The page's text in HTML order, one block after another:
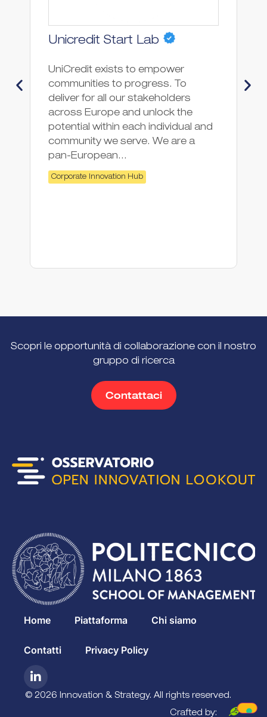
Unicredit Start Lab
UniCredit exists to empower
communities to progress. To
deliver for all our stakeholders
across Europe and unlock the
potential within each individual and
community we serve. We are a
pan-European...
Corporate Innovation Hub
Scopri le opportunità di collaborazione con il nostro
gruppo di ricerca
Contattaci
Home Piattaforma Chi siamo
Contatti Privacy Policy
© 2026 Innovation & Strategy. All rights reserved.
Crafted by: